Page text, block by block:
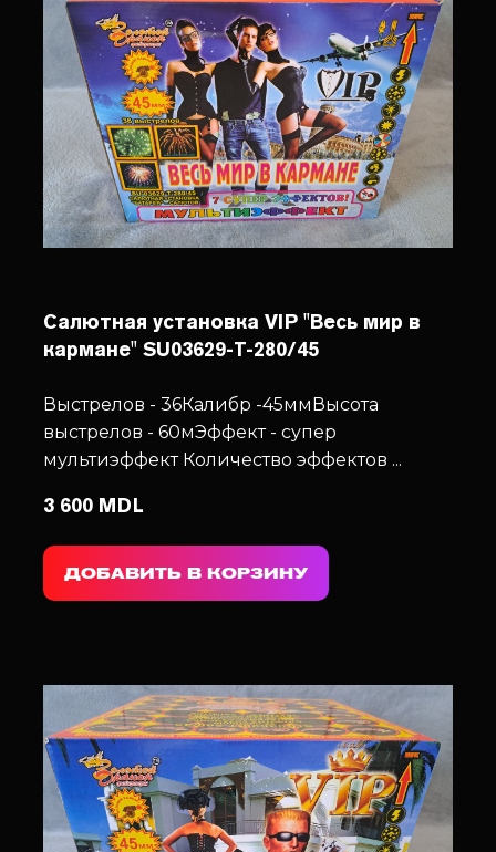
Салютная установка VIP "Весь мир в
кармане" SU03629-T-280/45
Выстрелов - 36Калибр -45ммВысота
выстрелов - 60мЭффект - супер
мультиэффект Количество эффектов ...
3 600 MDL
ДОБАВИТЬ В КОРЗИНУ